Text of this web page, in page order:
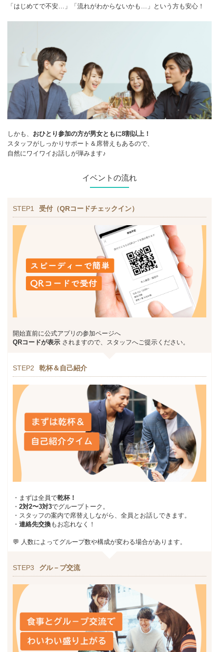
「はじめてで不安…」「流れがわからないかも…」という方も安心！
しかも、 おひとり参加の方が男女ともに8割以上！
スタッフがしっかりサポート＆席替えもあるので、
自然にワイワイお話しが弾みます♪
イベントの流れ
STEP1 受付（QRコードチェックイン）
開始直前に公式アプリの参加ページへ
QRコードが表示 されますので、スタッフへご提示ください。
STEP2 乾杯＆自己紹介
・まずは全員で乾杯！
・ 2対2〜3対3でグループトーク。
・スタッフの案内で席替えしながら、全員とお話しできます。
・ 連絡先交換もお忘れなく！
💬 人数によってグループ数や構成が変わる場合があります。
STEP3 グル－プ交流